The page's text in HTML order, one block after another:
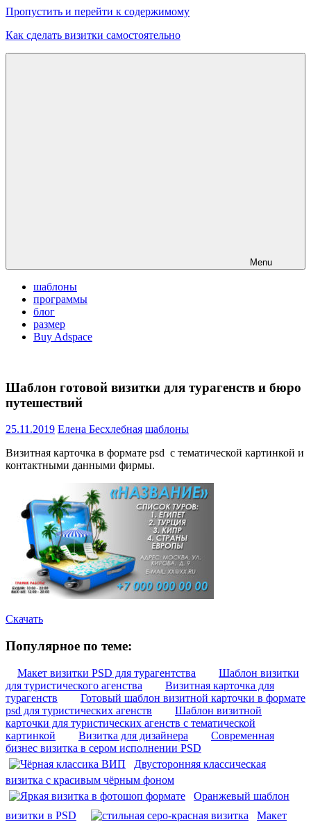
Пропустить и перейти к содержимому
Как сделать визитки самостоятельно
Menu
шаблоны
программы
блог
размер
Buy Adspace
Шаблон готовой визитки для турагенств и бюро
путешествий
25.11.2019 Елена Бесхлебная шаблоны
Визитная карточка в формате psd с тематической картинкой и
контактными данными фирмы.
Скачать
Популярное по теме:
Макет визитки PSD для турагентства
Шаблон визитки
для туристического агенства
Визитная карточка для
турагенств
Готовый шаблон визитной карточки в формате
psd для туристических агенств
Шаблон визитной
карточки для туристических агенств с тематической
картинкой
Визитка для дизайнера
Современная
бизнес визитка в сером исполнении PSD
Двусторонняя классическая
визитка с красивым чёрным фоном
Оранжевый шаблон
визитки в PSD
Макет